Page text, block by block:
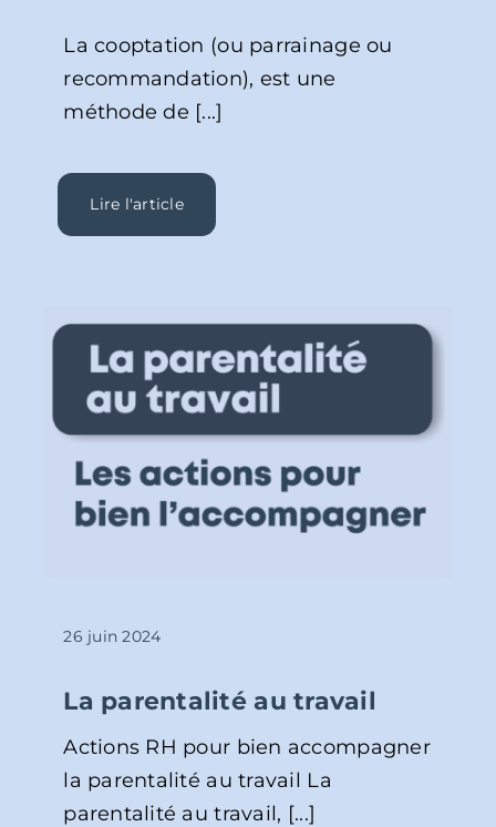
La cooptation (ou parrainage ou
recommandation), est une
méthode de [...]
Lire l'article
26 juin 2024
La parentalité au travail
Actions RH pour bien accompagner
la parentalité au travail La
parentalité au travail, [...]